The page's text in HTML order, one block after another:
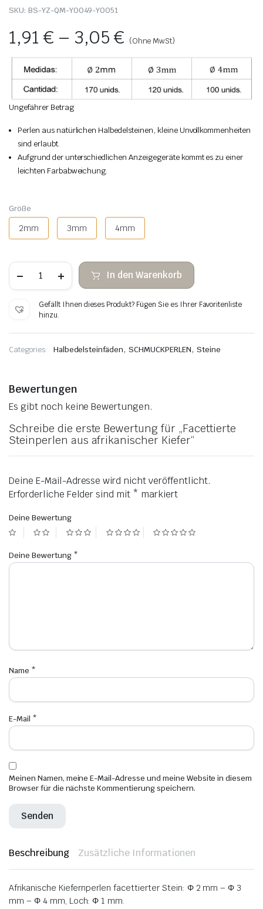
SKU: BS-YZ-QM-Y0049-Y0051
1,91€ – 3,05€ (Ohne MwSt)
Ungefährer Betrag
Perlen aus natürlichen Halbedelsteinen, kleine Unvollkommenheiten
sind erlaubt.
Aufgrund der unterschiedlichen Anzeigegeräte kommt es zu einer
leichten Farbabweichung.
Größe
2mm 3mm 4mm
Steinperlen
Kiefer
Menge
In den Warenkorb
Gefällt Ihnen dieses Produkt? Fügen Sie es Ihrer Favoritenliste
hinzu.
Categories: Halbedelsteinfäden,SCHMUCKPERLEN, Steine
Bewertungen
Es gibt noch keine Bewertungen.
Schreibe die erste Bewertung für „Facettierte
Steinperlen aus afrikanischer Kiefer“
Deine E-Mail-Adresse wird nicht veröffentlicht.
Erforderliche Felder sind mit * markiert
Deine Bewertung
Deine Bewertung *
Name *
E-Mail *
Meinen Namen, meine E-Mail-Adresse und meine Website in diesem
Browser für die nächste Kommentierung speichern.
Beschreibung Zusätzliche Informationen
Afrikanische Kiefernperlen facettierter Stein: Φ 2 mm – Φ 3
mm – Φ 4 mm, Loch: Φ 1 mm.